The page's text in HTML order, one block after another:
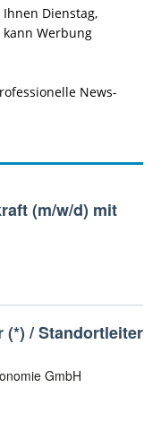
Dienstag,
Werbung
News-